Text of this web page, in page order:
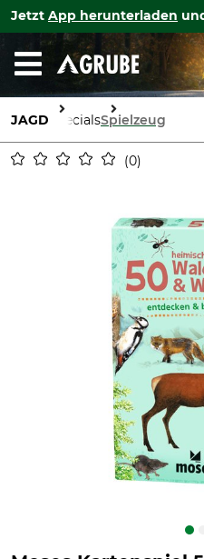
Jetzt App herunterladen
JAGD SpecialsSpielzeug
0